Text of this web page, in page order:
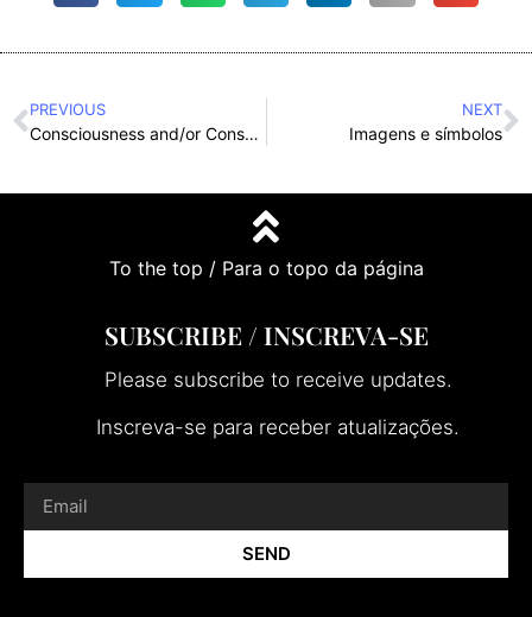
PREVIOUS
Consciousness and/or Conscience?
NEXT
Imagens e símbolos
To the top / Para o topo da página
SUBSCRIBE / INSCREVA-SE
Please subscribe to receive updates.
Inscreva-se para receber atualizações.
SEND